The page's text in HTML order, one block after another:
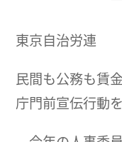
東京自治労連
民間も公務も賃
庁門前宣伝行動